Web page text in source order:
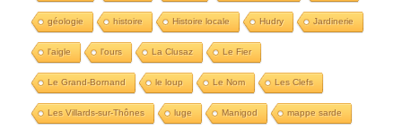
géologie histoire Histoire locale Hudry Jardinerie
l'aigle l'ours La Clusaz Le Fier
Le Grand-Bornand le loup Le Nom Les Clefs
Les Villards-sur-Thônes luge Manigod mappe sarde